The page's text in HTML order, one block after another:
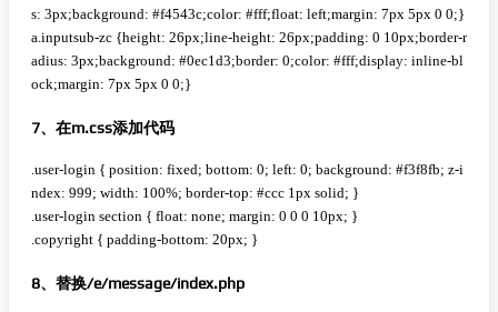
s: 3px;background: #f4543c;color: #fff;float: left;margin: 7px 5px 0 0;}
a.inputsub-zc {height: 26px;line-height: 26px;padding: 0 10px;border-r
adius: 3px;background: #0ec1d3;border: 0;color: #fff;display: inline-bl
ock;margin: 7px 5px 0 0;}
7、在m.css添加代码
.user-login { position: fixed; bottom: 0; left: 0; background: #f3f8fb; z-i
ndex: 999; width: 100%; border-top: #ccc 1px solid; }
.user-login section { float: none; margin: 0 0 0 10px; }
.copyright { padding-bottom: 20px; }
8、替换/e/message/index.php